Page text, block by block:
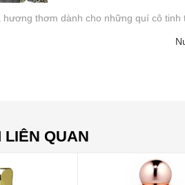
thơm dành cho những quí cô
LIÊN QUAN